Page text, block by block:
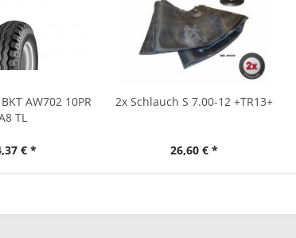
AW702 10PR
TL
€ *
2x Schlauch S 7.00-12 +TR13+
26,60 € *